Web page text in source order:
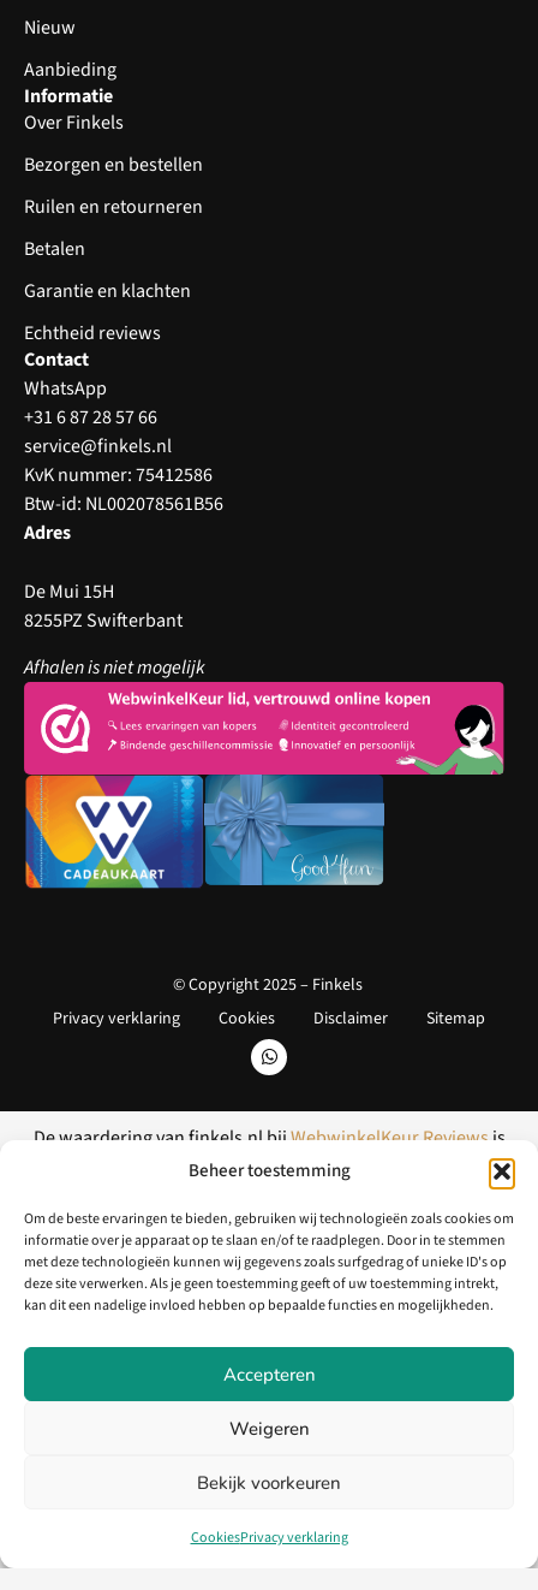
Beheer toestemming
Om de beste ervaringen te bieden, gebruiken wij technologieën zoals cookies om
informatie over je apparaat op te slaan en/of te raadplegen. Door in te stemmen
met deze technologieën kunnen wij gegevens zoals surfgedrag of unieke ID's op
deze site verwerken. Als je geen toestemming geeft of uw toestemming intrekt,
kan dit een nadelige invloed hebben op bepaalde functies en mogelijkheden.
Accepteren
Weigeren
Bekijk voorkeuren
CookiesPrivacy verklaring
Nieuw
Aanbieding
Informatie
Over Finkels
Bezorgen en bestellen
Ruilen en retourneren
Betalen
Garantie en klachten
Echtheid reviews
Contact
WhatsApp
+31 6 87 28 57 66
service@finkels.nl
KvK nummer: 75412586
Btw-id: NL002078561B56
Adres
De Mui 15H
8255PZ Swifterbant
Afhalen is niet mogelijk
© Copyright 2025 – Finkels
Privacy verklaring
Cookies Disclaimer Sitemap
De waardering van finkels.nl bijWebwinkelKeur Reviews is
9.2/10 gebaseerd op 17 reviews.